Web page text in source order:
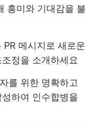
흥미와 기대감을 불
PR 메시지로 새로운
정을 소개하세요
를 위한 명확하고
하여 인수합병을